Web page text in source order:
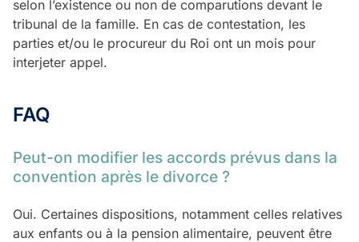
selon l’existence ou non de comparutions devant le
tribunal de la famille. En cas de contestation, les
parties et/ou le procureur du Roi ont un mois pour
interjeter appel.
FAQ
Peut-on modifier les accords prévus dans la
convention après le divorce ?
Oui. Certaines dispositions, notamment celles relatives
aux enfants ou à la pension alimentaire, peuvent être